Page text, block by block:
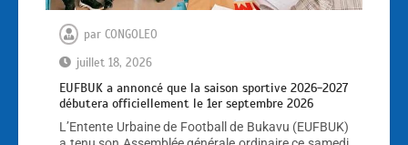
par CONGOLEO
juillet 18, 2026
EUFBUK a annoncé que la saison sportive 2026-2027
débutera officiellement le 1er septembre 2026
L’Entente Urbaine de Football de Bukavu (EUFBUK)